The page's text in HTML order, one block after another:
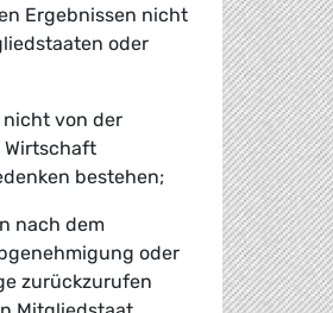
Ergebnissen nicht
oder
von der
bestehen;
nach dem
oder
zurückzurufen